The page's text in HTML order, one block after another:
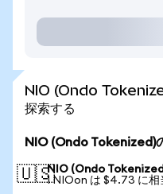
NIO (Ondo
探索する
NIO (Ondo Tokenized)
🇺🇸NIO (Ondo
1 NIOon は $4.73 に相